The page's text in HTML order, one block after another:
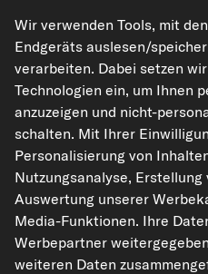
Artikel-Eigenschaften
Felgen
Felgen
Länge [mm]
Außendurchmesser [mm]
Außengewindemaß
Gewindelänge [mm]
weitere Eigenschaften
Wir verwenden Tools, mit
Endgeräts auslesen/
verarbeiten. Dabei setzen
Technologien ein, um Ihnen
anzuzeigen und nicht-
schalten. Mit Ihrer
Personalisierung von
Nutzungsanalyse,
Auswertung unserer
Media-Funktionen. Ihre
Werbepartner
weiteren Daten